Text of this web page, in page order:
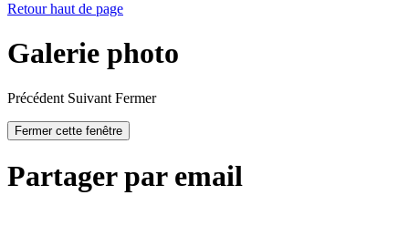
Retour haut de page
Galerie photo
Précédent Suivant Fermer
Fermer cette fenêtre
Partager par email